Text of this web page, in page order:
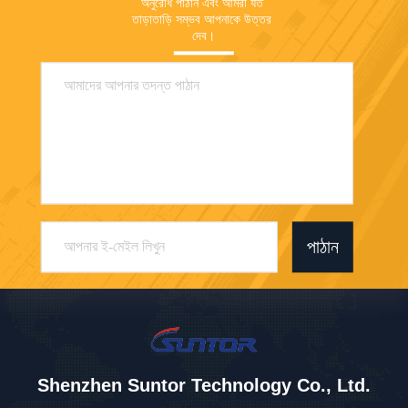
অনুরোধ পাঠান এবং আমরা যত
তাড়াতাড়ি সম্ভব আপনাকে উত্তর
দেব।
পাঠান
Shenzhen Suntor Technology Co., Ltd.